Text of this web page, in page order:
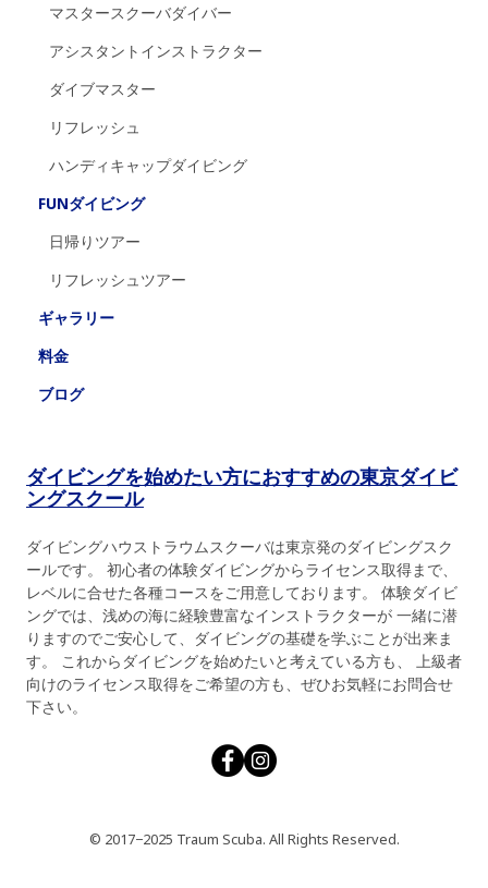
マスタースクーバダイバー
アシスタントインストラクター
ダイブマスター
リフレッシュ
ハンディキャップダイビング
FUNダイビング
日帰りツアー
リフレッシュツアー
ギャラリー
料金
ブログ
ダイビングを始めたい方におすすめの東京ダイビ
ングスクール
ダイビングハウストラウムスクーバは東京発のダイビングスク
ールです。 初心者の体験ダイビングからライセンス取得まで、
レベルに合せた各種コースをご用意しております。 体験ダイビ
ングでは、浅めの海に経験豊富なインストラクターが 一緒に潜
りますのでご安心して、ダイビングの基礎を学ぶことが出来ま
す。 これからダイビングを始めたいと考えている方も、 上級者
向けのライセンス取得をご希望の方も、ぜひお気軽にお問合せ
下さい。
© 2017−2025 Traum Scuba. All Rights Reserved.